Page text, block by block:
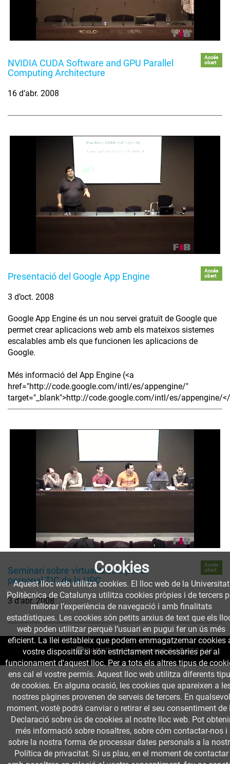
NVIDIA CUDA Software and GPU Parallel
Computing Architecture
Accés
obert
16 d’abr. 2008
Presentació del Google App Engine
Accés
obert
3 d’oct. 2008
Google App Engine és un nou servei gratuït de Google que
permet crear aplicacions web amb els mateixos sistemes
escalables amb els que funcionen les aplicacions de
Google.
Més informació del App Engine (<a
href="http://code.google.com/intl/es/appengine/"
target="_blank">http://code.google.com/intl/es/appengine/
Seminari sobre virtualització per al
personal TIC de la UPC
Accés
obert
3 d’abr. 2008
Cookies
Aquest lloc web utilitza cookies. El lloc web de la Universitat
Politècnica de Catalunya utilitza cookies pròpies i de tercers
millorar l’experiència de navegació i amb finalitats
estadístiques. Les cookies són petits arxius de text que els
web poden utilitzar perquè l’usuari en pugui fer un ús més
eficient. La llei estableix que podem emmagatzemar cookies
vostre dispositiu si són estrictament necessàries per al
funcionament d'aquest lloc. Per a tots els altres tipus de
ens cal el vostre permís. Aquest lloc web utilitza diferents
de cookies. En alguna ocasió, les cookies que apareixen a
nostres pàgines provenen de serveis de tercers. En qualsevol
moment, vostè podrà canviar o retirar el seu consentiment de
Declaració sobre ús de cookies al nostre lloc web. Pot
més informació sobre nosaltres, sobre cóm contactar-nos i
sobre la nostra forma de processar dates personals a la
Política de privacitat. Si us plau, en el moment de contactar
Funciona ambPuMuKIT 3.9.10